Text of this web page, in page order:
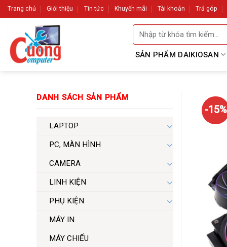
Skip
to
Trang chủ Giới thiệu Tin tức Khuyến mãi Tài khoản Trả góp
Tìm
kiếm:
SẢN PHẨM DAIKIOSAN
DANH SÁCH SẢN PHẨM
LAPTOP
PC, MÀN HÌNH
CAMERA
LINH KIỆN
PHỤ KIỆN
MÁY IN
MÁY CHIẾU
-15%